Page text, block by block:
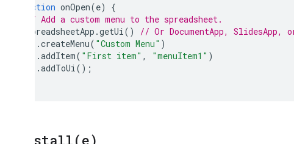
function onOpen(e)
{
// Add a custom menu to the spreadsheet.
SpreadsheetApp .getUi()
// Or DocumentApp, SlidesApp,
.createMenu( "Custom Menu" )
.addItem( "First item" , "menuItem1" )
.addToUi();
onInstall(e)